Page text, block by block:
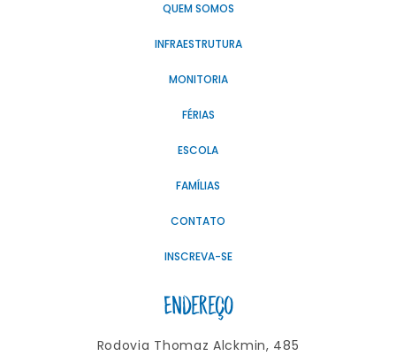
QUEM SOMOS
INFRAESTRUTURA
MONITORIA
FÉRIAS
ESCOLA
FAMÍLIAS
CONTATO
INSCREVA-SE
Endereço
Rodovia Thomaz Alckmin, 485